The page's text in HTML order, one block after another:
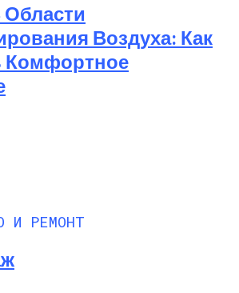
Воздуха: Как
Комфортное
И РЕМОНТ